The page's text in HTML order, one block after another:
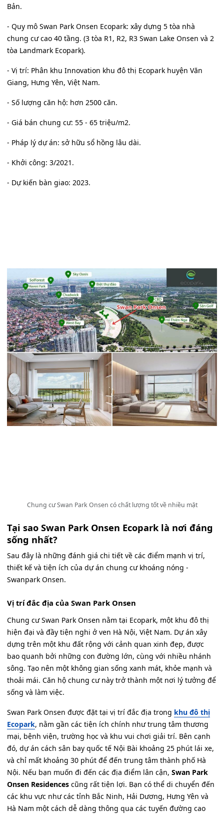
Bản.
- Quy mô Swan Park Onsen Ecopark: xây dựng 5 tòa nhà
chung cư cao 40 tầng. (3 tòa R1, R2, R3 Swan Lake Onsen và 2
tòa Landmark Ecopark).
- Vị trí: Phân khu Innovation khu đô thị Ecopark huyện Văn
Giang, Hưng Yên, Việt Nam.
- Số lượng căn hộ: hơn 2500 căn.
- Giá bán chung cư: 55 - 65 triệu/m2.
- Pháp lý dự án: sở hữu sổ hồng lâu dài.
- Khởi công: 3/2021.
- Dự kiến bàn giao: 2023.
Chung cư Swan Park Onsen có chất lượng tốt về nhiều mặt
Tại sao Swan Park Onsen Ecopark là nơi đáng
sống nhất?
Sau đây là những đánh giá chi tiết về các điểm mạnh vị trí,
thiết kế và tiện ích của dự án chung cư khoáng nóng -
Swanpark Onsen.
Vị trí đắc địa của Swan Park Onsen
Chung cư Swan Park Onsen nằm tại Ecopark, một khu đô thị
hiện đại và đầy tiện nghi ở ven Hà Nội, Việt Nam. Dự án xây
dựng trên một khu đất rộng với cảnh quan xinh đẹp, được
bao quanh bởi những con đường lớn, cùng với nhiều nhánh
sông. Tạo nên một không gian sống xanh mát, khỏe mạnh và
thoải mái. Căn hộ chung cư này trở thành một nơi lý tưởng để
sống và làm việc.
Swan Park Onsen được đặt tại vị trí đắc địa trong khu đô thị
Ecopark, nằm gần các tiện ích chính như trung tâm thương
mại, bệnh viện, trường học và khu vui chơi giải trí. Bên cạnh
đó, dự án cách sân bay quốc tế Nội Bài khoảng 25 phút lái xe,
và chỉ mất khoảng 30 phút để đến trung tâm thành phố Hà
Nội. Nếu bạn muốn đi đến các địa điểm lân cận, Swan Park
Onsen Residences cũng rất tiện lợi. Bạn có thể di chuyển đến
các khu vực như các tỉnh Bắc Ninh, Hải Dương, Hưng Yên và
Hà Nam một cách dễ dàng thông qua các tuyến đường cao